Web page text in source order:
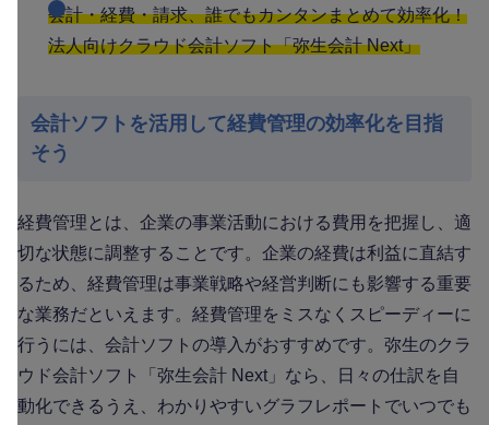
会計・経費・請求、誰でもカンタンまとめて効率化！
法人向けクラウド会計ソフト「弥生会計 Next」
会計ソフトを活用して経費管理の効率化を目指
そう
経費管理とは、企業の事業活動における費用を把握し、適
切な状態に調整することです。企業の経費は利益に直結す
るため、経費管理は事業戦略や経営判断にも影響する重要
な業務だといえます。経費管理をミスなくスピーディーに
行うには、会計ソフトの導入がおすすめです。弥生のクラ
ウド会計ソフト「弥生会計 Next」なら、日々の仕訳を自
動化できるうえ、わかりやすいグラフレポートでいつでも